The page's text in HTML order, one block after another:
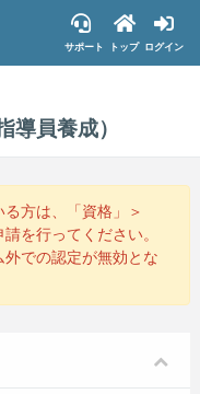
サポート トップ ログイン
導員養成）
方は、「資格」＞
を行ってください。
での認定が無効とな